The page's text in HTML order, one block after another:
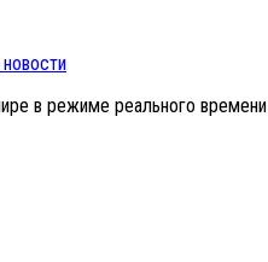
в режиме реального времени